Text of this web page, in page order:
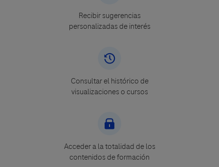
Recibir sugerencias
personalizadas de interés
Consultar el histórico de
visualizaciones o cursos
Acceder a la totalidad de los
contenidos de formación